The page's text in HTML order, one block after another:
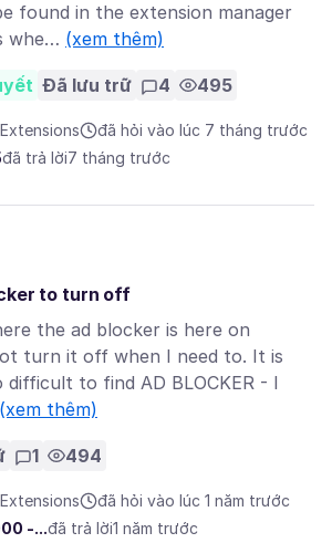
found in the extension manager
whe… (xem thêm)
Đã lưu trữ 4 495
Extensions
đã hỏi vào lúc 7 tháng trước
đã trả lời7 tháng trước
to turn off
the ad blocker is here on
turn it off when I need to. It is
to find AD BLOCKER - I
(xem thêm)
1 494
Extensions
đã hỏi vào lúc 1 năm trước
-...đã trả lời1 năm trước